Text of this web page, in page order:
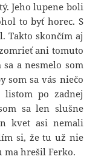
Jeho lupene boli
to byť horec. S
Takto skončím aj
ani tomuto
a nesmelo som
som sa vás niečo
listom po zadnej
sa len slušne
kvet asi nemali
si, že tu už nie
ma hrešil Ferko.